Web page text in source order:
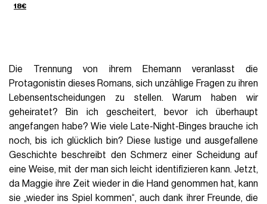
18€
Die Trennung von ihrem Ehemann veranlasst die
Protagonistin dieses Romans, sich unzählige Fragen zu ihren
Lebensentscheidungen zu stellen. Warum haben wir
geheiratet? Bin ich gescheitert, bevor ich überhaupt
angefangen habe? Wie viele Late-Night-Binges brauche ich
noch, bis ich glücklich bin? Diese lustige und ausgefallene
Geschichte beschreibt den Schmerz einer Scheidung auf
eine Weise, mit der man sich leicht identifizieren kann. Jetzt,
da Maggie ihre Zeit wieder in die Hand genommen hat, kann
sie „wieder ins Spiel kommen“, auch dank ihrer Freunde, die